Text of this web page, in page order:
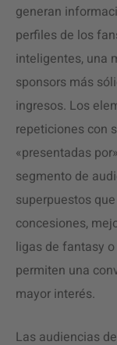
generan
perfiles de los
inteligentes, una
sponsors más
ingresos. Los
repeticiones con
«presentadas
segmento de
superpuestos
concesiones,
ligas de fantasy
permiten una
mayor interés.
Las audiencias